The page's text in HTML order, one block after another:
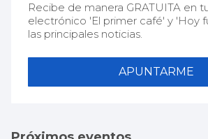
Recibe de manera GRATUITA en
electrónico 'El primer café' y 'Hoy
las principales noticias.
APUNTARME